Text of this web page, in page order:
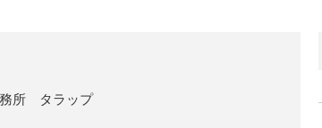
務所 タラップ